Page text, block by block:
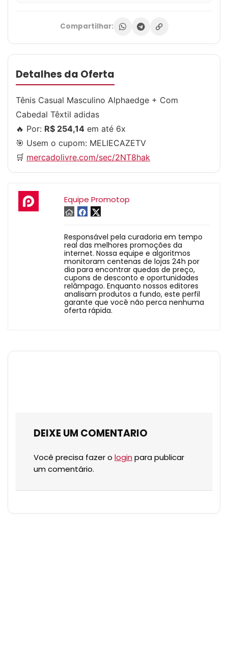
Compartilhar:
Detalhes da Oferta
Tênis Casual Masculino Alphaedge + Com
Cabedal Têxtil adidas
🔥 Por: R$ 254,14 em até 6x
🎯 Usem o cupom: MELIECAZETV
🛒 mercadolivre.com/sec/2NT8hak
Equipe Promotop
Responsável pela curadoria em tempo
real das melhores promoções da
internet. Nossa equipe e algoritmos
monitoram centenas de lojas 24h por
dia para encontrar quedas de preço,
cupons de desconto e oportunidades
relâmpago. Enquanto nossos editores
analisam produtos a fundo, este perfil
garante que você não perca nenhuma
oferta rápida.
DEIXE UM COMENTARIO
Você precisa fazer o login para publicar
um comentário.